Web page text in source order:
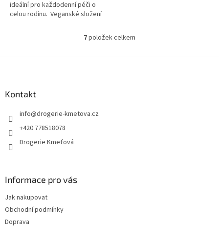
ideální pro každodenní péči o
celou rodinu. Veganské složení
O
l
7položek celkem
Kontakt
info@drogerie-kmetova.cz
+420 778518078
Drogerie Kmeťová
Informace pro vás
Jak nakupovat
Obchodní podmínky
Doprava